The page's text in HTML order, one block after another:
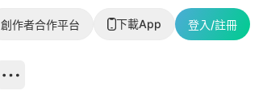
創作者合作平台 下載App 登入/註冊